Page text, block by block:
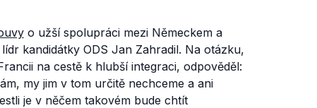
o užší spolupráci mezi Německem a
kandidátky ODS Jan Zahradil. Na otázku,
na cestě k hlubší integraci, odpověděl:
my jim v tom určitě nechceme a ani
je v něčem takovém bude chtít